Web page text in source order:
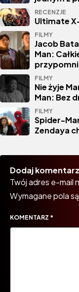
RECENZJE
Ultimate
FILMY
Jacob
Man:
FILMY
Nie żyje
Man: Bez
FILMY
Spider-
Zendaya
Dodaj komentarz
Twój adres e-mail
Wymagane pola
KOMENTARZ *